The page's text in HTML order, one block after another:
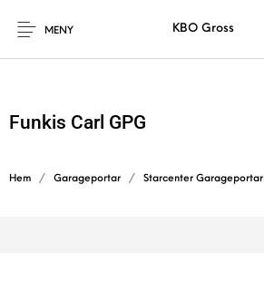
MENY KBO Gross
Funkis Carl GPG
Hem / Garageportar / Starcenter Garageportar